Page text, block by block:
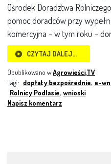
Ośrodek Doradztwa
pomoc doradców przy
komercyjna – w tym roku –
CZYTAJ DALEJ…
Opublikowano wAgrowieści,TV
Tagi: dopłaty bezpośrednie, e-
Rolnicy Podlasie, wnioski
Napisz komentarz